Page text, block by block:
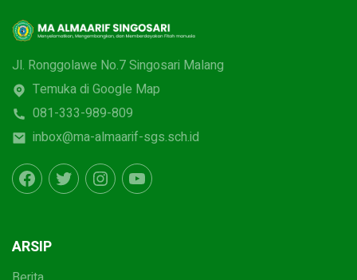
Jl. Ronggolawe No.7 Singosari Malang
Temuka di Google Map
081-333-989-809
inbox@ma-almaarif-sgs.sch.id
ARSIP